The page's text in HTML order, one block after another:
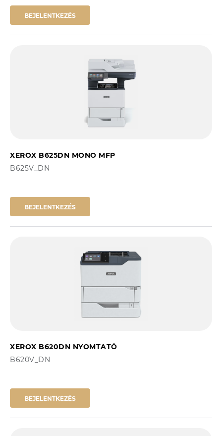
BEJELENTKEZÉS
XEROX B625DN MONO MFP
B625V_DN
BEJELENTKEZÉS
XEROX B620DN NYOMTATÓ
B620V_DN
BEJELENTKEZÉS